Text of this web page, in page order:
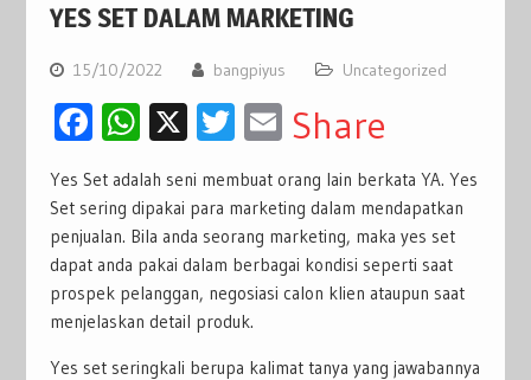
YES SET DALAM MARKETING
15/10/2022 bangpiyus Uncategorized
Facebook
WhatsApp
X Twitter
Email
Share
Yes Set adalah seni membuat orang lain berkata YA. Yes
Set sering dipakai para marketing dalam mendapatkan
penjualan. Bila anda seorang marketing, maka yes set
dapat anda pakai dalam berbagai kondisi seperti saat
prospek pelanggan, negosiasi calon klien ataupun saat
menjelaskan detail produk.
Yes set seringkali berupa kalimat tanya yang jawabannya